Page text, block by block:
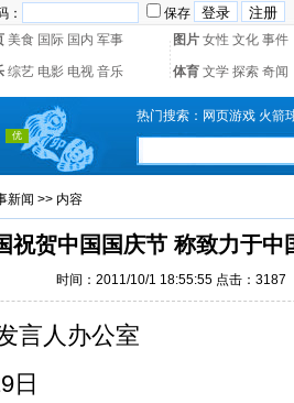
：
保存
美食 国际 国内 军事 图片 女性 文化 事件
综艺 电影 电视 音乐 体育 文学 探索 奇闻
热门搜索： 网页游戏 火箭
新闻 >> 内容
祝贺中国国庆节 称致力于中
时间：2011/10/1 18:55:55 点击：3187
人办公室
日